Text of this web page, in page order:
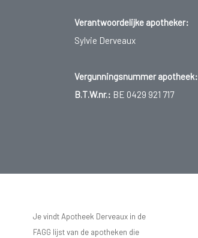
Verantwoordelijke apotheker:
Sylvie Derveaux
Vergunningsnummer apotheek:
B.T.W.nr.: BE 0429 921 717
Je vindt Apotheek Derveaux in de
FAGG lijst van de apotheken die